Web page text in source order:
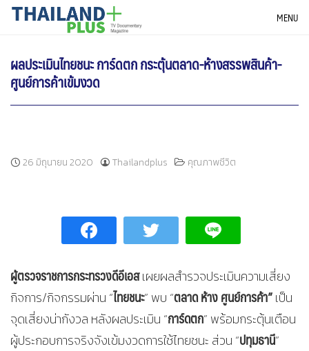
SkipTHAILANDPLUS NEWS MENU
ผลประเมินไทยชนะ การ์ดตก กระตุ้นตลาด-ห้างสรรพสินค้า-
ศูนย์การค้าเข้มงวด
26 มิถุนายน 2020 Thailandplus คุณภาพชีวิต
ผู้ตรวจราชการกระทรวงดีอีเอสเผยผลสำรวจประเมินความเสี่ยง
กิจการ/กิจกรรมผ่าน “ไทยชนะ” พบ “ตลาด ห้าง ศูนย์การค้า”เป็น
จุดเสี่ยงน่ากังวล หลังผลประเมิน “การ์ดตก” พร้อมกระตุ้นเตือน
ผู้ประกอบการจริงจังเข้มงวดการใช้ไทยชนะ ส่วน “ปทุมธานี”